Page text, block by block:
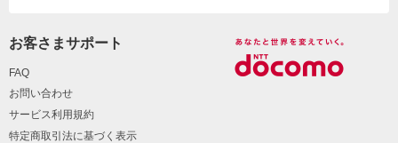
お客さまサポート
FAQ
お問い合わせ
サービス利用規約
特定商取引法に基づく表示